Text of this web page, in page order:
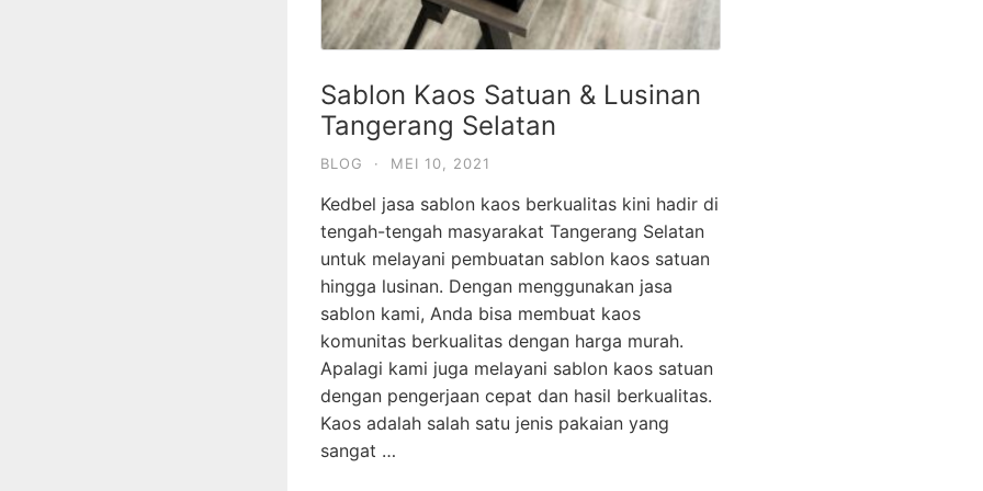
Sablon Kaos Satuan & Lusinan
Tangerang Selatan
BLOG · MEI 10, 2021
Kedbel jasa sablon kaos berkualitas kini hadir di
tengah-tengah masyarakat Tangerang Selatan
untuk melayani pembuatan sablon kaos satuan
hingga lusinan. Dengan menggunakan jasa
sablon kami, Anda bisa membuat kaos
komunitas berkualitas dengan harga murah.
Apalagi kami juga melayani sablon kaos satuan
dengan pengerjaan cepat dan hasil berkualitas.
Kaos adalah salah satu jenis pakaian yang
sangat …